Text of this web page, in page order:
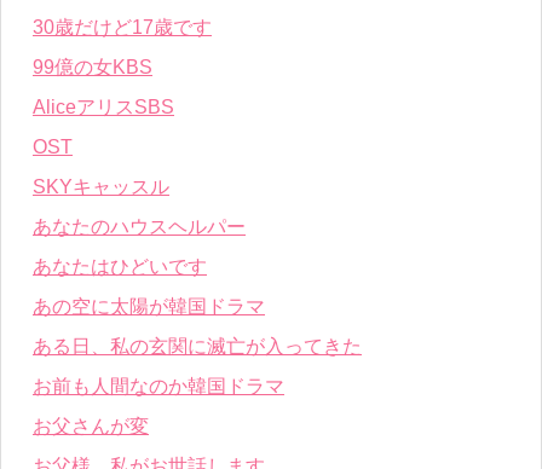
30歳だけど17歳です
99億の女KBS
AliceアリスSBS
OST
SKYキャッスル
あなたのハウスヘルパー
あなたはひどいです
あの空に太陽が韓国ドラマ
ある日、私の玄関に滅亡が入ってきた
お前も人間なのか韓国ドラマ
お父さんが変